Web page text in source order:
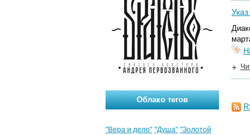
Облако тегов
"Вера и дело" "Душа" "Золотой